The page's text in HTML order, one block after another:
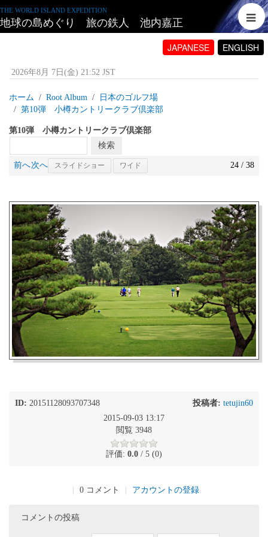
THE WORLD ISLAND EXPEDITION
地球の島めぐり 旅の鉄人 池内嘉正
JAPANESE ENGLISH
2026年8月 7日(金) 21:52 JST
ホーム Root Album
日本のゴルフ場
第10弾 小樽カントリークラブ倶楽部
第10弾 小樽カントリークラブ倶楽部
前へ次へ スライドショー ワイド 24 / 38
ID: 20151128093707348 投稿者: tetujin60
2015-09-03 13:17
閲覧 3948
評価: 0.0 / 5 (0)
0 コメント アカウントの登録
コメントの投稿